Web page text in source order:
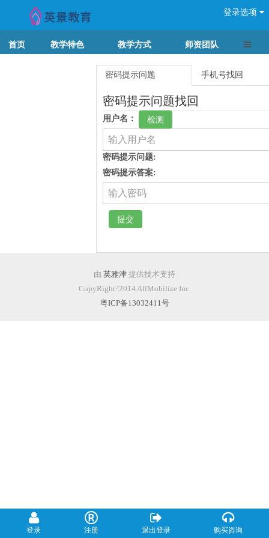
登录选项
首页 教学特色 教学方式 师资团队 导航
登录 注册 退出登录 购买咨询
密码提示问题 手机号找回
密码提示问题找回
用户名： 检测
密码提示问题:
密码提示答案:
提交
由 英雅津 提供技术支持
CopyRight?2014 AllMobilize Inc.
粤ICP备13032411号